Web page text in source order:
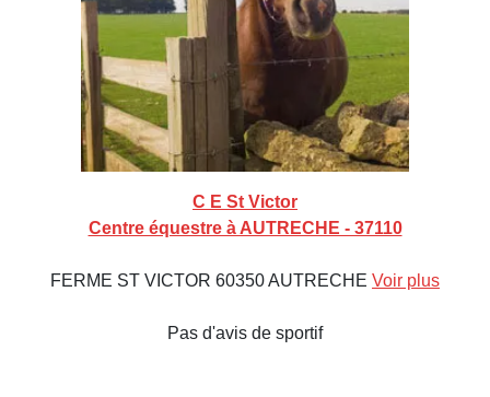
C E St Victor
Centre équestre à AUTRECHE - 37110
FERME ST VICTOR 60350 AUTRECHE Voir plus
Pas d'avis de sportif